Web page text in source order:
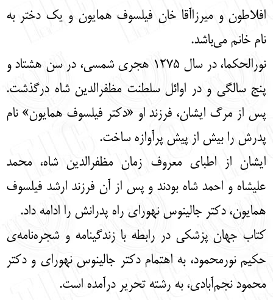
افلاطون و میرزاآقا خان فیلسوف همایون و یک دختر به
نام خانم می‌باشد.
نورالحکما، در سال 1275 هجری شمسی، در سن هشتاد و
پنج سالگی و در اوائل سلطنت مظفرالدین شاه درگذشت.
پس از مرگ ایشان، فرزند او «دکتر فیلسوف همایون» نام
پدرش را بیش از پیش پرآوازه ساخت.
ایشان از اطبای معروف زمان مظفرالدین شاه، محمد
علیشاه و احمد شاه بودند و پس از آن فرزند ارشد فیلسوف
همایون، دکتر جالینوس نهورای راه پدرانش را ادامه داد.
کتاب جهان پزشکی در رابطه با زندگینامه و شجره‌نامه‌ی
حکیم نورمحمود، به اهتمام دکتر جالینوس نهورای و دکتر
محمود نجم‌آبادی، به رشته تحریر درآمده است.